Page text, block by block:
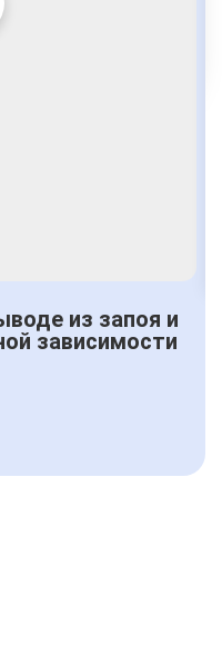
из запоя и
зависимости